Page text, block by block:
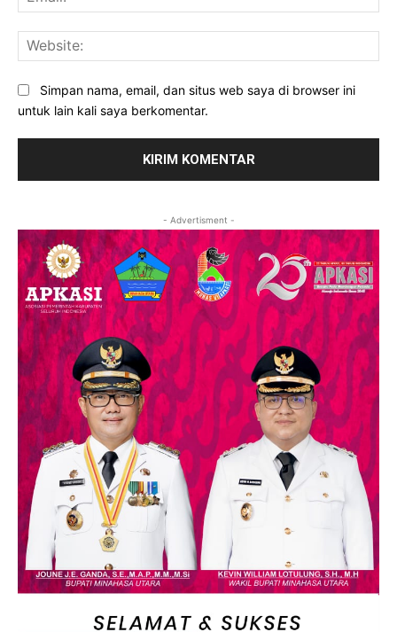
Simpan nama, email, dan situs web saya di browser ini
untuk lain kali saya berkomentar.
- Advertisment -